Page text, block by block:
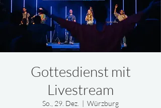
Gottesdienst mit
Livestream
So., 29. Dez.
  |
Würzburg